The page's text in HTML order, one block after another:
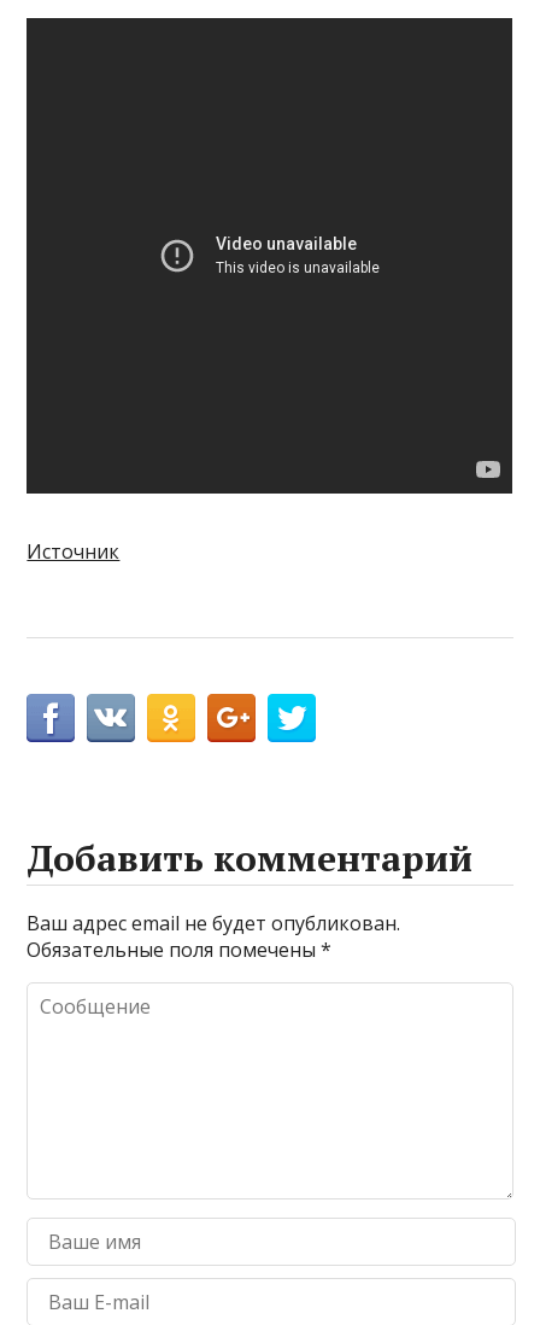
Источник
Добавить комментарий
Ваш адрес email не будет опубликован.
Обязательные поля помечены*